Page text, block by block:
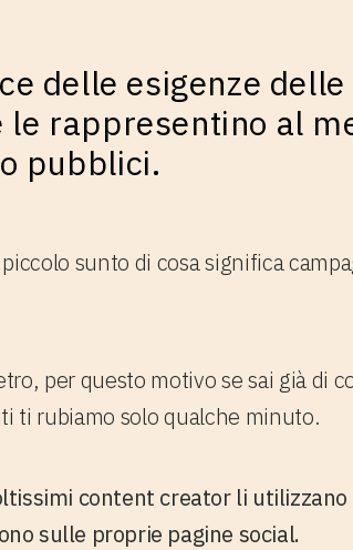
delle esigenze
rappresentino al
pubblici.
sunto di cosa significa
per questo motivo se sai già di
ti rubiamo solo qualche minuto.
content creator li
sulle proprie pagine social.